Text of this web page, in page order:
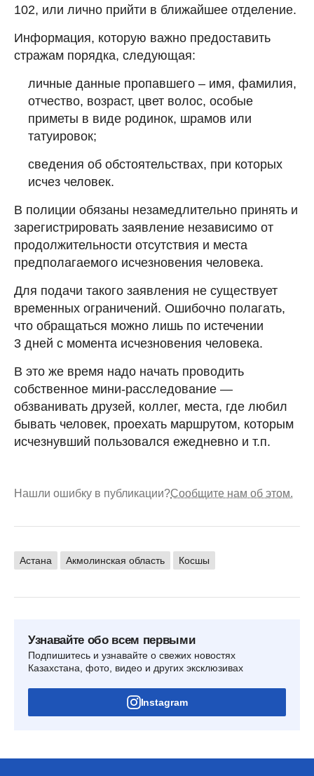
102, или лично прийти в ближайшее отделение.
Информация, которую важно предоставить
стражам порядка, следующая:
личные данные пропавшего – имя, фамилия,
отчество, возраст, цвет волос, особые
приметы в виде родинок, шрамов или
татуировок;
сведения об обстоятельствах, при которых
исчез человек.
В полиции обязаны незамедлительно принять и
зарегистрировать заявление независимо от
продолжительности отсутствия и места
предполагаемого исчезновения человека.
Для подачи такого заявления не существует
временных ограничений. Ошибочно полагать,
что обращаться можно лишь по истечении
3 дней с момента исчезновения человека.
В это же время надо начать проводить
собственное мини-расследование —
обзванивать друзей, коллег, места, где любил
бывать человек, проехать маршрутом, которым
исчезнувший пользовался ежедневно и т.п.
Нашли ошибку в публикации?Сообщите нам об этом.
Астана Акмолинская область Косшы
Узнавайте обо всем первыми
Подпишитесь и узнавайте о свежих новостях
Казахстана, фото, видео и других эксклюзивах
Instagram